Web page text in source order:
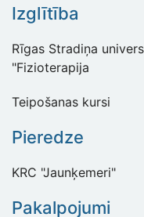
Izglītība
Rīgas Stradiņa
"Fizioterapija
Teipošanas kursi
Pieredze
KRC "Jaunķemeri"
Pakalpojumi